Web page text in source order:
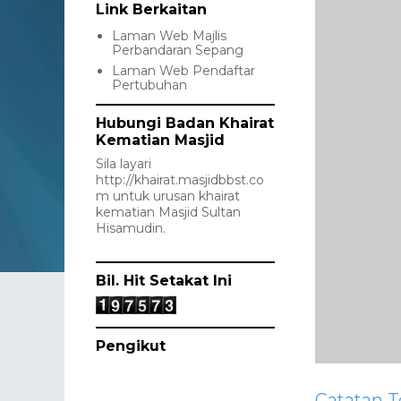
Link Berkaitan
Laman Web Majlis
Perbandaran Sepang
Laman Web Pendaftar
Pertubuhan
Hubungi Badan Khairat
Kematian Masjid
Sila layari
http://khairat.masjidbbst.co
m untuk urusan khairat
kematian Masjid Sultan
Hisamudin.
Bil. Hit Setakat Ini
Pengikut